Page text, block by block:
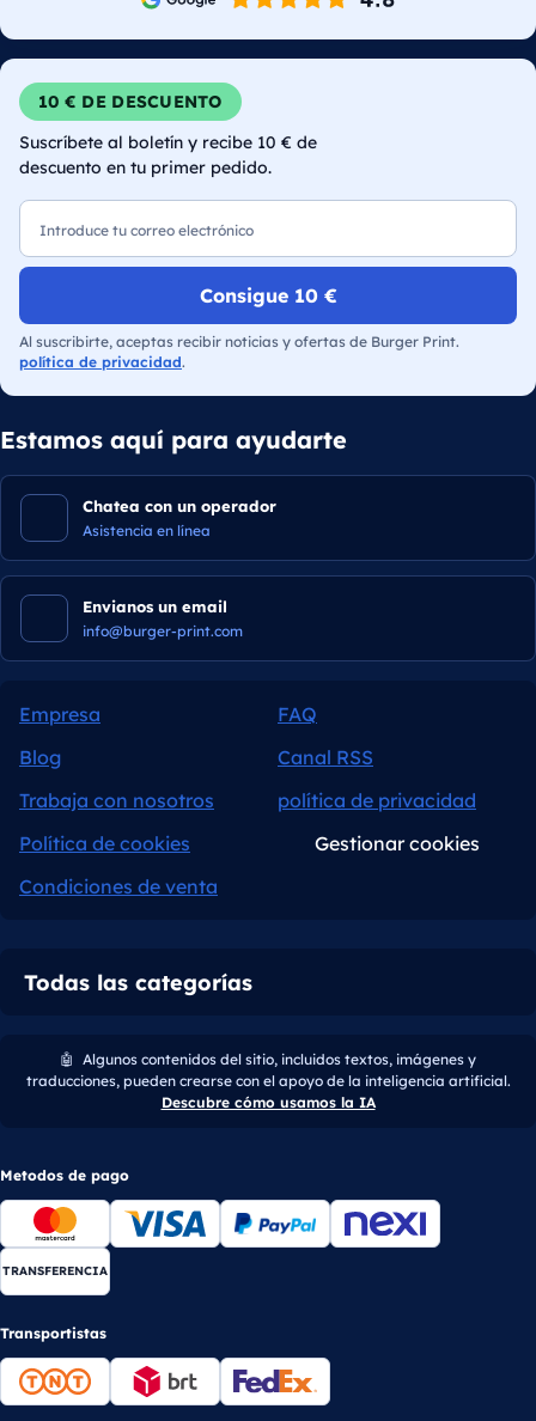
10 € DE DESCUENTO
Suscríbete al boletín y recibe 10 € de
descuento en tu primer pedido.
Consigue 10 €
Al suscribirte, aceptas recibir noticias y ofertas de Burger Print.
política de privacidad.
Estamos aquí para ayudarte
Chatea con un operador
Asistencia en línea
Envianos un email
info@burger-print.com
Empresa
FAQ
Blog
Canal RSS
Trabaja con nosotros
política de privacidad
Política de cookies
Gestionar cookies
Condiciones de venta
Todas las categorías
🤖 Algunos contenidos del sitio, incluidos textos, imágenes y
traducciones, pueden crearse con el apoyo de la inteligencia artificial.
Descubre cómo usamos la IA
Metodos de pago
TRANSFERENCIA
Transportistas